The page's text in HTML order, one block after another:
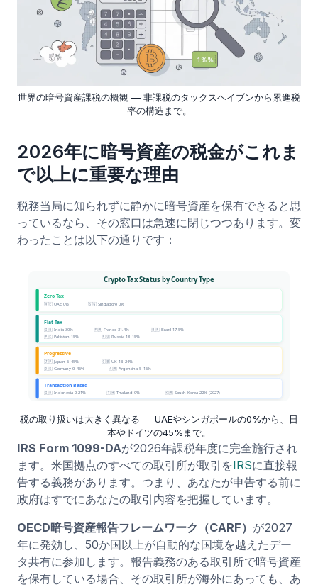
世界の暗号資産課税の概観 — 非課税のタックスヘイブンから累進税
率の構造まで。
2026年に暗号資産の税金がこれま
で以上に重要な理由
税務当局に知られずに静かに暗号資産を保有できると思
っているなら、その窓口は急速に閉じつつあります。変
わったことは以下の通りです：
税の取り扱いは大きく異なる — UAEやシンガポールの0%から、日
本やドイツの45%まで。
IRS Form 1099-DAが2026年課税年度に完全施行され
ます。米国拠点のすべての取引所が取引をIRSに直接報
告する義務があります。つまり、あなたが申告する前に
政府はすでにあなたの取引内容を把握しています。
OECD暗号資産報告フレームワーク（CARF） が2027
年に発効し、50か国以上が自動的な国境を越えたデー
タ共有に参加します。報告義務のある取引所で暗号資産
を保有している場合、その取引所が海外にあっても、あ